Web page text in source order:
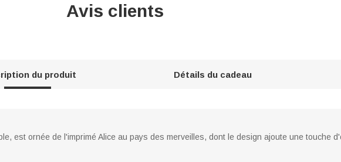
Avis clients
du produit Détails du cadeau
est ornée de l'imprimé Alice au pays des merveilles, dont le design ajoute une touche